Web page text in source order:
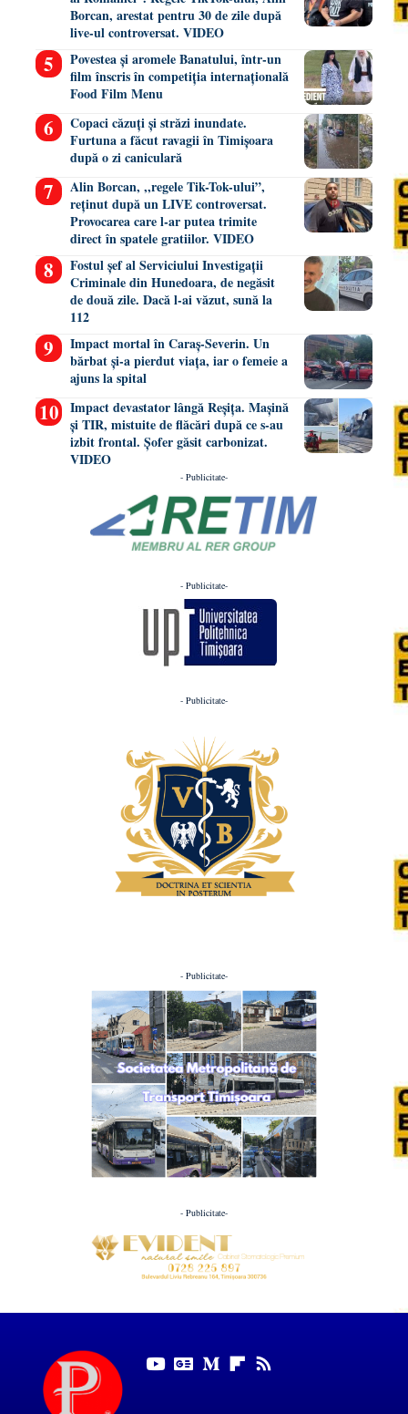
Borcan, arestat pentru 30 de zile după
live-ul controversat. VIDEO
Povestea și aromele Banatului, într-un
film înscris în competiția internațională
Food Film Menu
Copaci căzuți și străzi inundate.
Furtuna a făcut ravagii în Timișoara
după o zi caniculară
Alin Borcan, ,,regele Tik-Tok-ului”,
reținut după un LIVE controversat.
Provocarea care l-ar putea trimite
direct în spatele gratiilor. VIDEO
Fostul șef al Serviciului Investigații
Criminale din Hunedoara, de negăsit
de două zile. Dacă l-ai văzut, sună la
112
Impact mortal în Caraș-Severin. Un
bărbat și-a pierdut viața, iar o femeie a
ajuns la spital
Impact devastator lângă Reșița. Mașină
și TIR, mistuite de flăcări după ce s-au
izbit frontal. Șofer găsit carbonizat.
VIDEO
- Publicitate-
- Publicitate-
- Publicitate-
- Publicitate-
- Publicitate-